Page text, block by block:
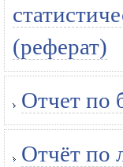
(реферат)
Отчет по
Отчёт по